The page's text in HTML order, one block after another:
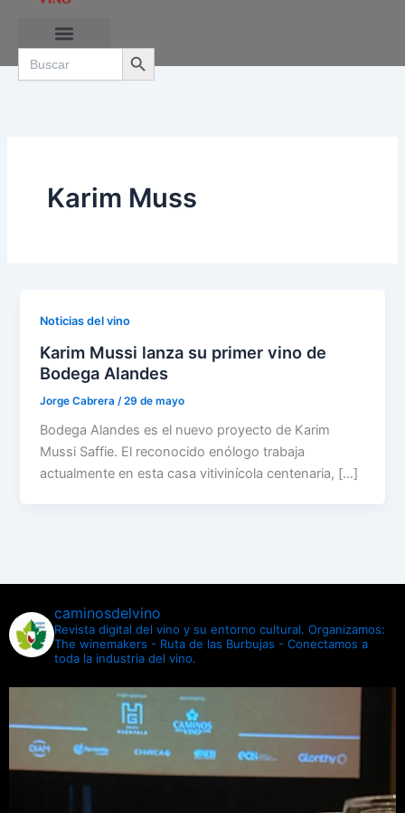
contenido
Search
for:
Search Button
Karim Muss
Noticias del vino
Karim Mussi lanza su primer vino de
Bodega Alandes
Jorge Cabrera /29 de mayo
Bodega Alandes es el nuevo proyecto de Karim
Mussi Saffie. El reconocido enólogo trabaja
actualmente en esta casa vitivinícola centenaria, […]
caminosdelvino
Revista digital del vino y su entorno cultural. Organizamos:
The winemakers - Ruta de las Burbujas - Conectamos a
toda la industria del vino.